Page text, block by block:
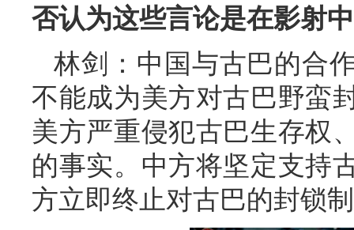
否认为这些言论是在影射
林剑：中国与古巴的合
不能成为美方对古巴野蛮
美方严重侵犯古巴生存权
的事实。中方将坚定支持
方立即终止对古巴的封锁